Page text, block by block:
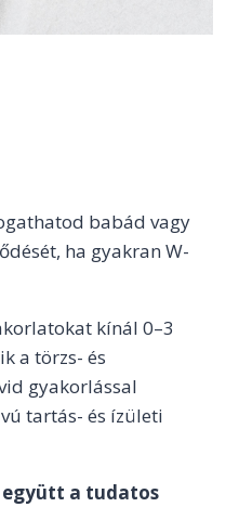
babád vagy
ha gyakran W-
kínál 0–3
a törzs- és
gyakorlással
tartás- és ízületi
együtt a tudatos